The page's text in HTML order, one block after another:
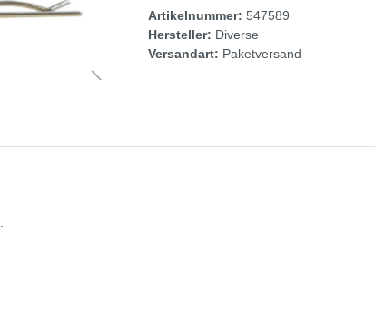
Artikelnummer: 547589
Hersteller: Diverse
Versandart: Paketversand